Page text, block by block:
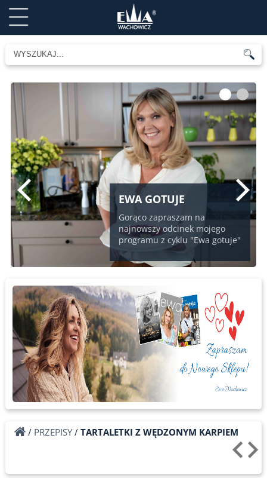
EWA GOTUJE
Gorąco zapraszam na
najnowszy odcinek mojego
programu z cyklu "Ewa gotuje"
1 2
/ PRZEPISY/ TARTALETKI Z WĘDZONYM KARPIEM